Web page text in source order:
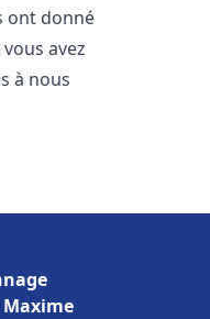
ont donné
avez
à nous